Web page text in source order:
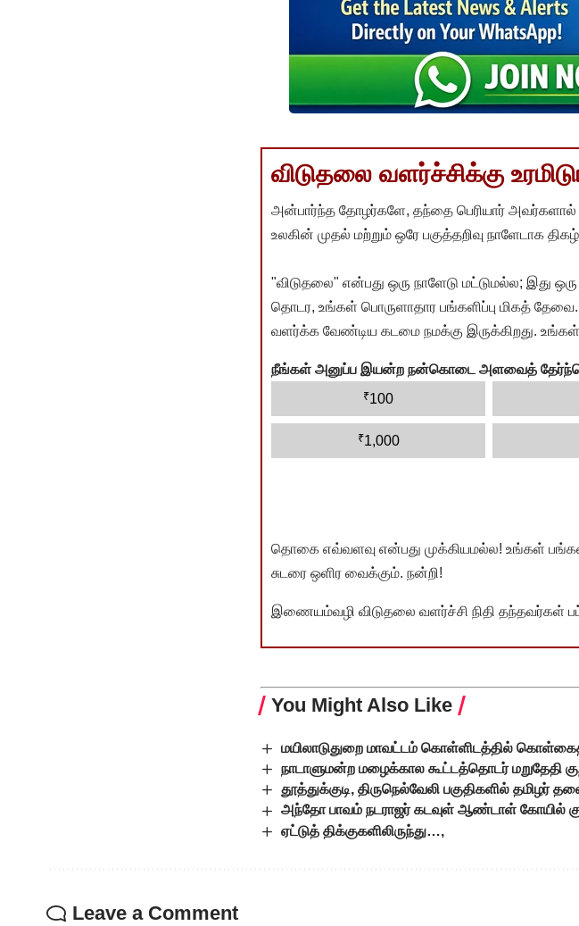
விடுதலை வளர்ச்சிக்கு
அன்பார்ந்த தோழர்களே, தந்தை பெரியார் அவர்களால்
உலகின் முதல் மற்றும் ஒரே பகுத்தறிவு நாளேடாக
"விடுதலை" என்பது ஒரு நாளேடு மட்டுமல்ல;
தொடர, உங்கள் பொருளாதார பங்களிப்பு மிகத்
வளர்க்க வேண்டிய கடமை நமக்கு இருக்கிறது.
நீங்கள் அனுப்ப இயன்ற நன்கொடை அளவைத்
₹100
₹1,000
தொகை எவ்வளவு என்பது முக்கியமல்ல! உங்கள்
சுடரை ஒளிர வைக்கும். நன்றி!
இணையம்வழி விடுதலை வளர்ச்சி நிதி தந்தவர்கள்
You Might Also Like
மயிலாடுதுறை மாவட்டம் கொள்ளிடத்தில் கொள்கைத்
நாடாளுமன்ற மழைக்கால கூட்டத்தொடர் மறுதேதி
தூத்துக்குடி, திருநெல்வேலி பகுதிகளில் தமிழர்
அந்தோ பாவம் நடராஜர் கடவுள் ஆண்டாள் கோயில்
ஏட்டுத் திக்குகளிலிருந்து…,
Leave a Comment